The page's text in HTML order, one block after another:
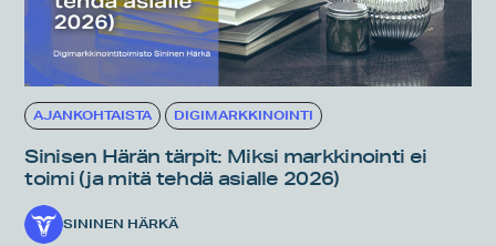
AJANKOHTAISTA DIGIMARKKINOINTI
Sinisen Härän tärpit: Miksi markkinointi ei
toimi (ja mitä tehdä asialle 2026)
SININEN HÄRKÄ